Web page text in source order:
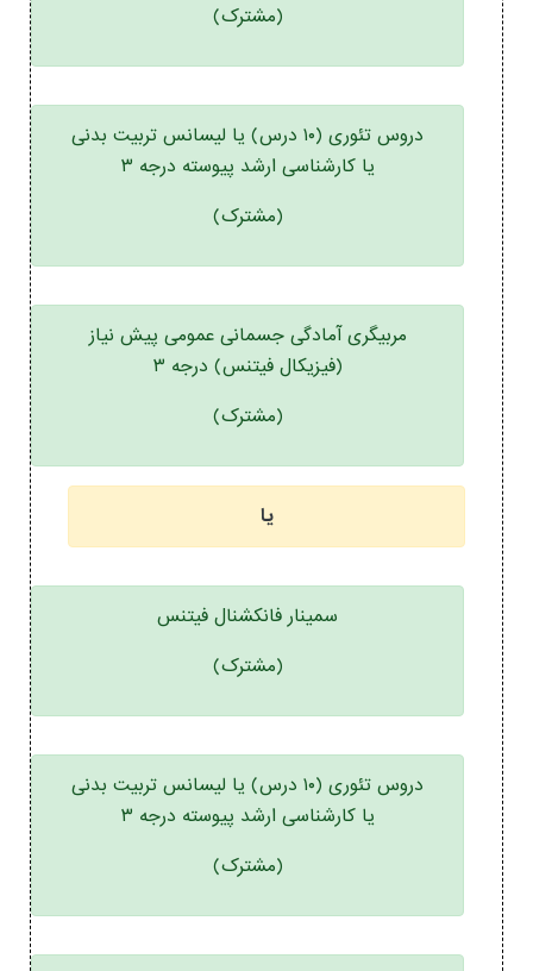
(مشترک)
دروس تئوری (۱۰ درس) یا لیسانس تربیت بدنی
یا کارشناسی ارشد پیوسته درجه ۳
(مشترک)
مربیگری آمادگی جسمانی عمومی پیش نیاز
(فیزیکال فیتنس) درجه ۳
(مشترک)
یا
سمینار فانکشنال فیتنس
(مشترک)
دروس تئوری (۱۰ درس) یا لیسانس تربیت بدنی
یا کارشناسی ارشد پیوسته درجه ۳
(مشترک)